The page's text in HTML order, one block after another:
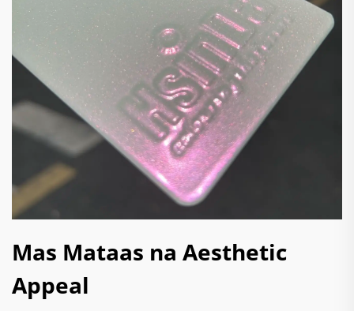
Mas Mataas na Aesthetic
Appeal